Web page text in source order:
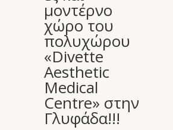
μοντέρνο
χώρο του
πολυχώρου
«Divette
Aesthetic
Medical
Centre» στην
Γλυφάδα!!!